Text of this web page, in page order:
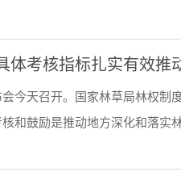
体考核指标扎实有效推
今天召开。国家林草局林权制
和鼓励是推动地方深化和落实